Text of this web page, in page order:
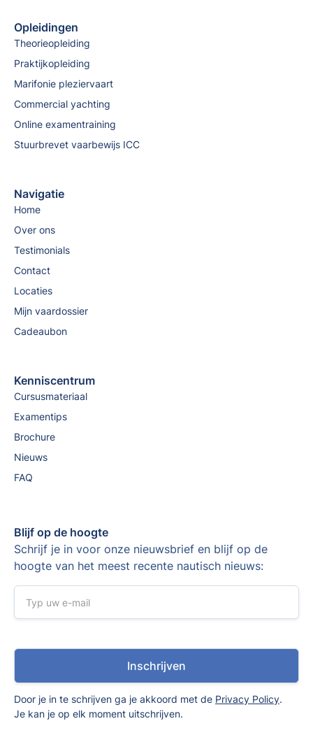
Opleidingen
Theorieopleiding
Praktijkopleiding
Marifonie pleziervaart
Commercial yachting
Online examentraining
Stuurbrevet vaarbewijs ICC
Navigatie
Home
Over ons
Testimonials
Contact
Locaties
Mijn vaardossier
Cadeaubon
Kenniscentrum
Cursusmateriaal
Examentips
Brochure
Nieuws
FAQ
Blijf op de hoogte
Schrijf je in voor onze nieuwsbrief en blijf op de
hoogte van het meest recente nautisch nieuws:
Door je in te schrijven ga je akkoord met de Privacy Policy.
Je kan je op elk moment uitschrijven.